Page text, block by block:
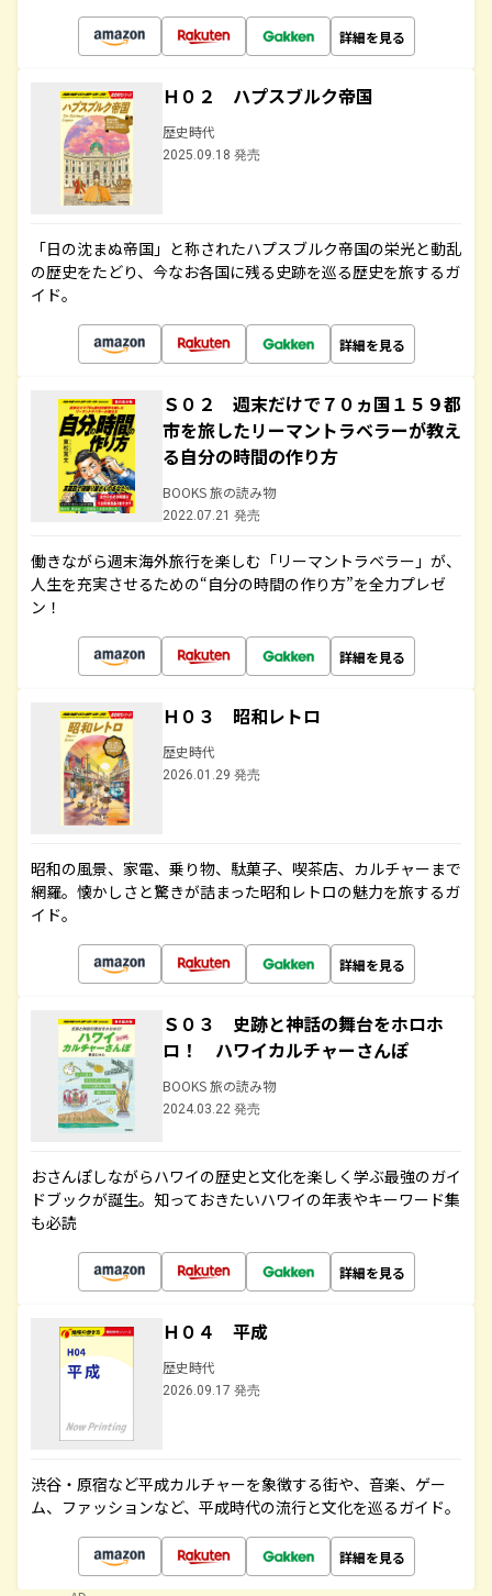
詳細を見る
Ｈ０２ ハプスブルク帝国
歴史時代
2025.09.18 発売
「日の沈まぬ帝国」と称されたハプスブルク帝国の栄光と動乱
の歴史をたどり、今なお各国に残る史跡を巡る歴史を旅するガ
イド。
詳細を見る
Ｓ０２ 週末だけで７０ヵ国１５９都
市を旅したリーマントラベラーが教え
る自分の時間の作り方
BOOKS 旅の読み物
2022.07.21 発売
働きながら週末海外旅行を楽しむ「リーマントラベラー」が、
人生を充実させるための“自分の時間の作り方”を全力プレゼ
ン！
詳細を見る
Ｈ０３ 昭和レトロ
歴史時代
2026.01.29 発売
昭和の風景、家電、乗り物、駄菓子、喫茶店、カルチャーまで
網羅。懐かしさと驚きが詰まった昭和レトロの魅力を旅するガ
イド。
詳細を見る
Ｓ０３ 史跡と神話の舞台をホロホ
ロ！ ハワイカルチャーさんぽ
BOOKS 旅の読み物
2024.03.22 発売
おさんぽしながらハワイの歴史と文化を楽しく学ぶ最強のガイ
ドブックが誕生。知っておきたいハワイの年表やキーワード集
も必読
詳細を見る
Ｈ０４ 平成
歴史時代
2026.09.17 発売
渋谷・原宿など平成カルチャーを象徴する街や、音楽、ゲー
ム、ファッションなど、平成時代の流行と文化を巡るガイド。
詳細を見る